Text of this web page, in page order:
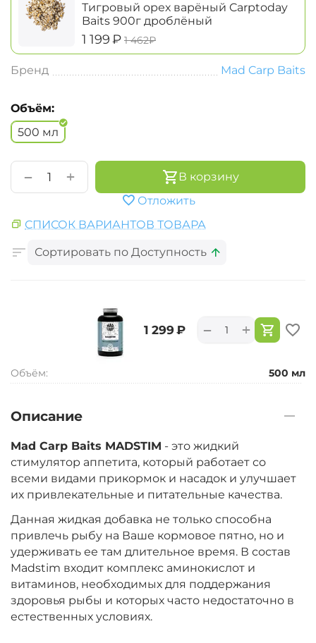
Тигровый орех варёный Carptoday
Baits 900г дроблёный
‍1 199‍₽ ‍1 462‍₽
Бренд Mad Carp Baits
Объём:
500 мл
+
−
В корзину
Отложить
СПИСОК ВАРИАНТОВ ТОВАРА
Сортировать по Доступность
‍1 299‍ ₽ +
−
Объём: 500 мл
Описание
Mad Carp Baits MADSTIM - это жидкий
стимулятор аппетита, который работает со
всеми видами прикормок и насадок и улучшает
их привлекательные и питательные качества.
Данная жидкая добавка не только способна
привлечь рыбу на Ваше кормовое пятно, но и
удерживать ее там длительное время. В состав
Madstim входит комплекс аминокислот и
витаминов, необходимых для поддержания
здоровья рыбы и которых часто недостаточно в
естественных условиях.